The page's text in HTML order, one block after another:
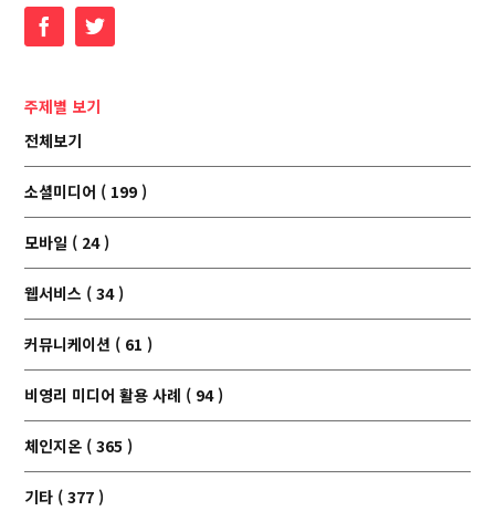
FacebookTwitter
주제별 보기
전체보기
소셜미디어 ( 199 )
모바일 ( 24 )
웹서비스 ( 34 )
커뮤니케이션 ( 61 )
비영리 미디어 활용 사례 ( 94 )
체인지온 ( 365 )
기타 ( 377 )